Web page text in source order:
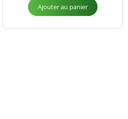
Ajouter au panier